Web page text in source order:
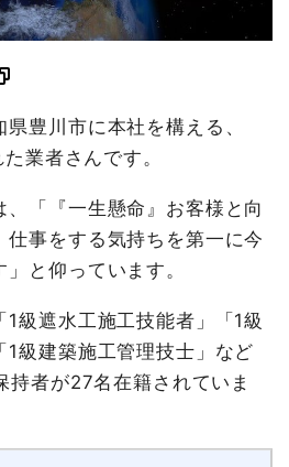
豊川市に本社を構える、
業者さんです。
「『一生懸命』お客様と向
仕事をする気持ちを第一に今
と仰っています。
1級遮水工施工技能者」「1級
1級建築施工管理技士」など
持者が27名在籍されていま